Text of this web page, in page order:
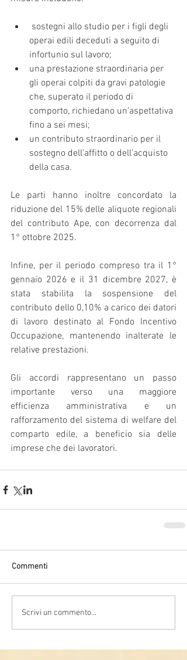
sostegni allo studio per i figli degli
operai edili deceduti a seguito di
infortunio sul lavoro;
una prestazione straordinaria per
gli operai colpiti da gravi patologie
che, superato il periodo di
comporto, richiedano un’aspettativa
fino a sei mesi;
un contributo straordinario per il
sostegno dell’affitto o dell’acquisto
della casa.
Le parti hanno inoltre concordato la
riduzione del 15% delle aliquote regionali
del contributo Ape, con decorrenza dal
1° ottobre 2025.
Infine, per il periodo compreso tra il 1°
gennaio 2026 e il 31 dicembre 2027, è
stata stabilita la sospensione del
contributo dello 0,10% a carico dei datori
di lavoro destinato al Fondo Incentivo
Occupazione, mantenendo inalterate le
relative prestazioni.
Gli accordi rappresentano un passo
importante verso una maggiore
efficienza amministrativa e un
rafforzamento del sistema di welfare del
comparto edile, a beneficio sia delle
imprese che dei lavoratori.
Commenti
Scrivi un commento...